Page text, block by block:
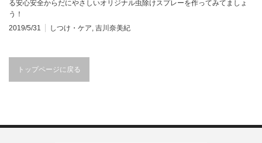
る安心安全からだにやさしいオリジナル虫除けスプレーを作ってみてましょ
う！
2019/5/31
しつけ・ケア 吉川奈美紀
トップページに戻る